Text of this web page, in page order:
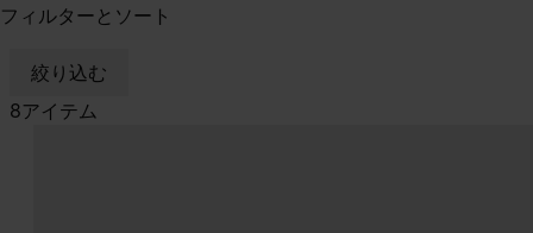
フィルターとソート
絞り込む
8アイテム